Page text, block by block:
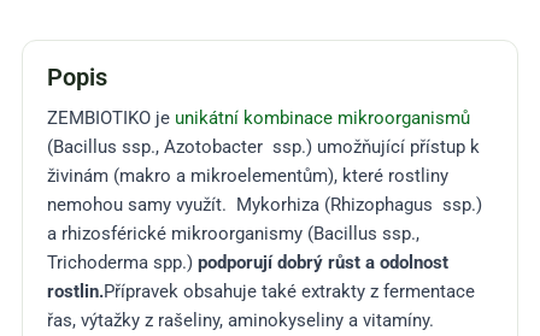
Popis
ZEMBIOTIKO je unikátní kombinace mikroorganismů
(Bacillus ssp., Azotobacter ssp.) umožňující přístup k
živinám (makro a mikroelementům), které rostliny
nemohou samy využít. Mykorhiza (Rhizophagus ssp.)
a rhizosférické mikroorganismy (Bacillus ssp.,
Trichoderma spp.) podporují dobrý růst a odolnost
rostlin.Přípravek obsahuje také extrakty z fermentace
řas, výtažky z rašeliny, aminokyseliny a vitamíny.